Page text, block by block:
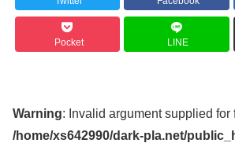
Pocket LINE
Warning: Invalid argument supplied for
/home/xs642990/dark-pla.net/